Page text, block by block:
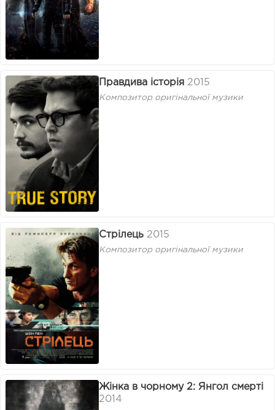
Правдива історія 2015
Композитор оригінальної музики
Стрілець 2015
Композитор оригінальної музики
Жінка в чорному 2: Янгол смерті
2014